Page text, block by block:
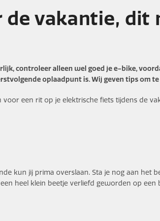
vakantie, dit
controleer alleen wel goed je e-bike,
oplaadpunt is. Wij geven tips om
een rit op je elektrische fiets tijdens de
kun jij prima overslaan. Sta je nog aan het
heel klein beetje verliefd geworden op een